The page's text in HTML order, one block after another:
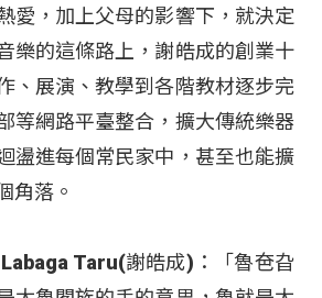
愛，加上父母的影響下，就決定
樂的這條路上，謝皓成的創業十
、展演、教學到各階教材逐步完
等網路平臺整合，擴大傳統樂器
盪進每個常民家中，甚至也能擴
角落。
Taru(謝皓成)：「魯夿旮